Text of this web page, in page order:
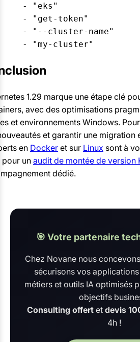
    - "eks"
    - "get-token"
    - "--cluster-name"
1.29 marque une étape clé
avec des optimisations
et environnements Windows.
et garantir une migration
en Docker et sur Linux sont à
pour un audit de montée de version
dédié.
🎯 Votre partenaire
Chez Novane nous
sécurisons vos
métiers et outils IA optimisés
objectifs
Consulting offert et devis
4h !